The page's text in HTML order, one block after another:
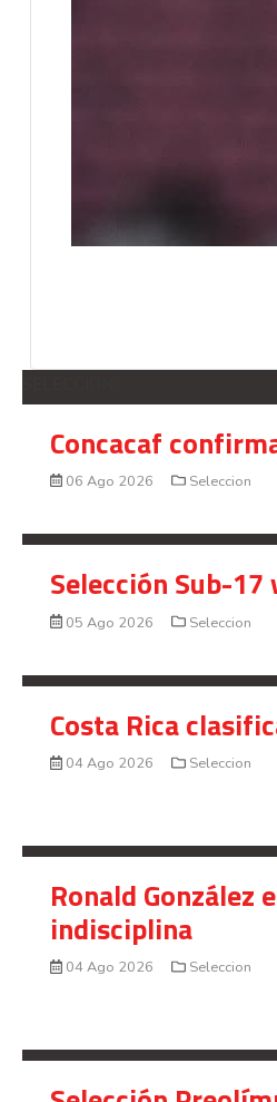
Concacaf
06 Ago 2026 Seleccion
Selección Sub-
05 Ago 2026 Seleccion
Costa Rica
04 Ago 2026 Seleccion
Ronald González
indisciplina
04 Ago 2026 Seleccion